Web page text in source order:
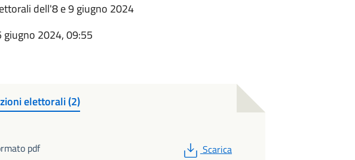
dell'8 e 9 giugno 2024
giugno 2024, 09:55
elettorali (2)
pdf
PDF
Scarica